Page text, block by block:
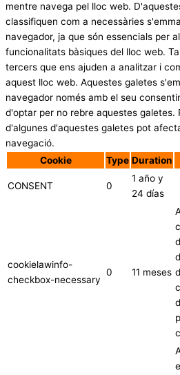
mentre navega pel lloc web.
classifiquen com a necessàries
navegador, ja que són essencials per
funcionalitats bàsiques del lloc web.
tercers que ens ajuden a analitzar i
aquest lloc web. Aquestes galetes
navegador només amb el seu
d'optar per no rebre aquestes galetes.
d'algunes d'aquestes galetes pot
navegació.
Cookie
Type Duration
CONSENT 0
1 año y
24 días
cookielawinfo-
checkbox-necessary
0 11 meses